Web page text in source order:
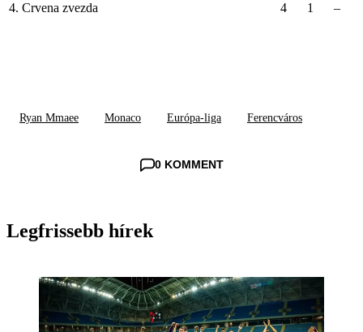
4. Crvena zvezda
4 1 –
Ryan Mmaee Monaco Európa-liga Ferencváros
0 KOMMENT
Legfrissebb hírek